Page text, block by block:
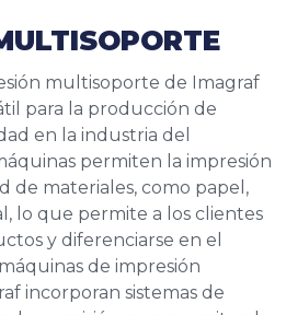
multisoporte de Imagraf
para la producción de
en la industria del
permiten la impresión
de materiales, como papel,
lo que permite a los clientes
y diferenciarse en el
de impresión
incorporan sistemas de